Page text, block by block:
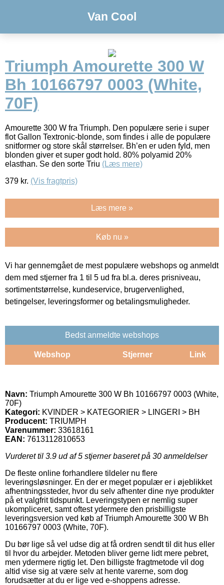
Van Cool
Triumph Amourette 300 W
Bh 10166797 0003 (White,
70F)
Amourette 300 W fra Triumph. Den populære serie i super
flot Gallon Textronic-blonde, som findes i alle de populære
snitformer og store skål størrelser. Bh’en er uden fyld, men
blonden giver et super godt hold. 80% polyamid 20%
elasthan. Se den sorte Triu (Læs mere)
379 kr. (Vis fragtpris)
Læs mere »
Køb nu »
Vi har gennemgået de mest populære webshops og anmeldt
dem med stjerner fra 1 til 5 ud fra bl.a. deres prisniveau,
sortimentstørrelse, kundeservice, brugervenlighed,
betingelser, leveringsformer og betalingsmuligheder.
Bedst anmeldte webshops
Webshop Stjerner Link
Navn: Triumph Amourette 300 W Bh 10166797 0003 (White,
70F)
Kategori: KVINDER > KATEGORIER > LINGERI > BH
Producent: TRIUMPH
Varenummer: 33618161
EAN: 7613112810653
Vurderet til 3.9 ud af 5 stjerner baseret på 30 anmeldelser
De fleste online forhandlere tildeler nu flere
leveringsløsninger. En der er meget populær er i øjeblikket
afhentningssteder, hvor du selv afhenter dine nye produkter
på et valgfrit tidspunkt. Leveringstypen er nemlig super
ukompliceret, samt oftest ydermere den prisbilligste
leveringsversion ved køb af Triumph Amourette 300 W Bh
10166797 0003 (White, 70F).
Du bør lige så vel udse dig at få ordren sendt til dit hus eller
til hvor du arbejder. Metoden bliver gerne lidt mere pebret,
men ydermere rigtig let. Den billigste fragtmetode vil dog
altid vise sig at være selv at hente varerne, som dog
forudsætter at du er lige ved e-shoppens adresse.